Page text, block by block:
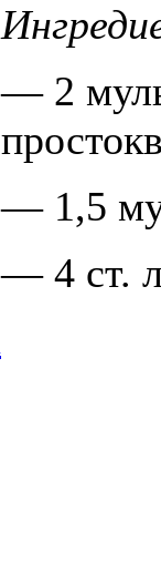
— 2
— 1,5
— 4 ст.